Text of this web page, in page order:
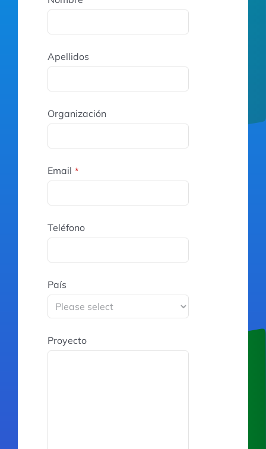
Apellidos
Organización
Email *
Teléfono
País
Proyecto